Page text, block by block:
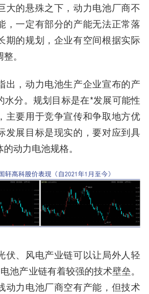
大的悬殊之下，动力电池厂商不
，一定有部分的产能无法正常落
期的规划，企业有空间根据实际
。
出，动力电池生产企业宣布的产
水分。规划目标是在*发展可能性
主要用于竞争宣传和争取地方优
发展目标是现实的，要对应到具
动力电池规格。
伏、风电产业链可以让局外人轻
池产业链有着较强的技术壁垒。
动力电池厂商空有产能，但技术